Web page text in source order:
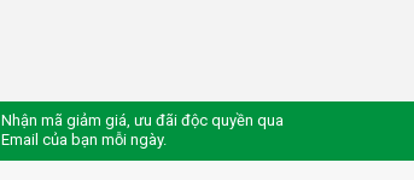
Nhận mã giảm giá, ưu đãi độc quyền qua
Email của bạn mỗi ngày.